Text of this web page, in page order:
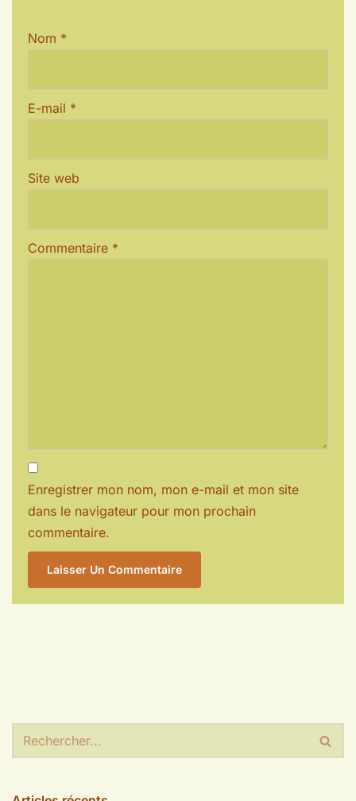
Nom *
E-mail *
Site web
Commentaire *
Enregistrer mon nom, mon e-mail et mon site
dans le navigateur pour mon prochain
commentaire.